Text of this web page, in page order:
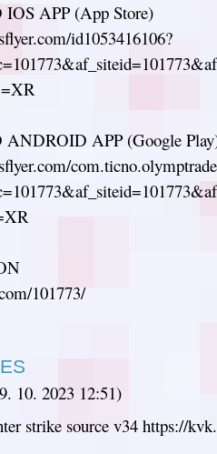
APP (App Store)
id1053416106?
APP (Google
101773/
10. 2023 12:51)
strike source v34 https://